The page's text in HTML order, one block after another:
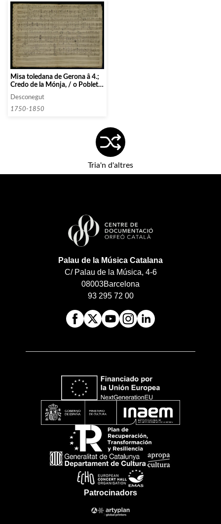
Misa toledana de Gerona â 4.;
Credo de la Mónja, / o Pobleta
Desconegut
1750-1850
Tria'n d'altres
Palau de la Música Catalana
C/ Palau de la Música, 4-6
08003Barcelona
93 295 72 00
Patrocinadors